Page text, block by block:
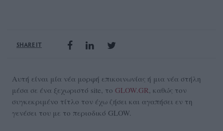
SHARE IT
Αυτή είναι μία νέα μορφή επικοινωνίας ή μια νέα στήλη
μέσα σε ένα ξεχωριστό site, το GLOW.GR, καθώς τον
συγκεκριμένο τίτλο τον έχω ζήσει και αγαπήσει εν τη
γενέσει του με το περιοδικό GLOW.